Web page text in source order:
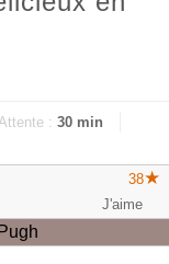
: 30 min
38